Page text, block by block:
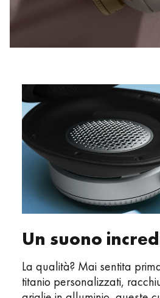
Un suono
La qualità? Mai sentita
titanio personalizzati,